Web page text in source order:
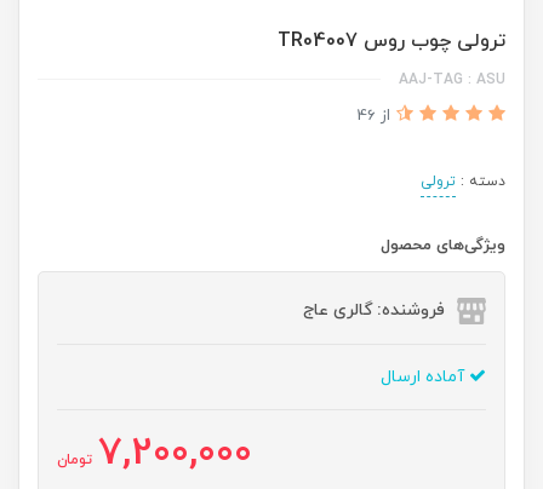
ترولی چوب روس TR04007
AAJ-TAG : ASU
از 46
دسته : ترولی
ویژگی‌های محصول
فروشنده: گالری عاج
آماده ارسال
7,200,000 تومان